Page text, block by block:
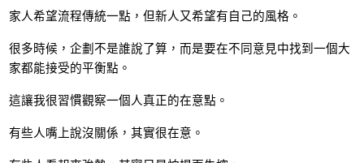
家人希望流程傳統一點，但新人又希望有自己的風格。
很多時候，企劃不是誰說了算，而是要在不同意見中找到一個大
家都能接受的平衡點。
這讓我很習慣觀察一個人真正的在意點。
有些人嘴上說沒關係，其實很在意。